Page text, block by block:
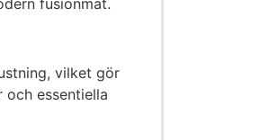
fusionmat.
vilket gör
essentiella